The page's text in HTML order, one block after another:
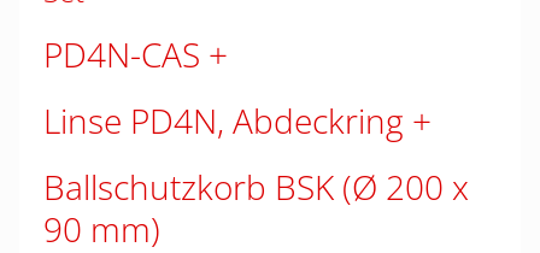
PD4N-CAS
Linse PD4N, Abdeckring
Ballschutzkorb BSK (Ø 200 x
90 mm)